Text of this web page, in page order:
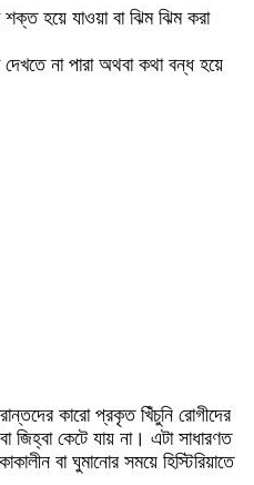
হয়ে যাওয়া বা ঝিম ঝিম করা
দেখতে না পারা অথবা কথা বন্ধ হয়ে
কারো প্রকৃত খিঁচুনি রোগীদের
জিহ্বা কেটে যায় না। এটা সাধারণত
বা ঘুমানোর সময়ে হিস্টিরিয়াতে